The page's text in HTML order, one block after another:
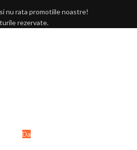
nu rata promotiile noastre!
rezervate.
Da